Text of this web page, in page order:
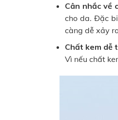
Cân nhắc về
cho da. Đặc
càng dễ xảy
Chất kem dễ
Vì nếu chất